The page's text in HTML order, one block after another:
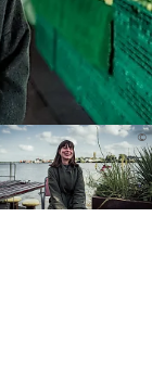
©